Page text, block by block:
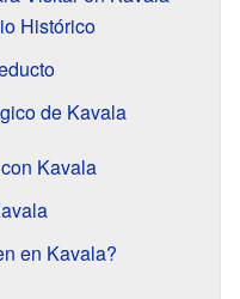
Histórico
de Kavala
Kavala
en Kavala?